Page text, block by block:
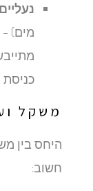
נעליים
מים) –
כניסת
משקל
היחס בין
חשוב: